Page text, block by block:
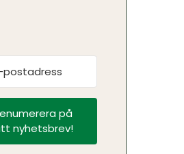
på
nyhetsbrev!